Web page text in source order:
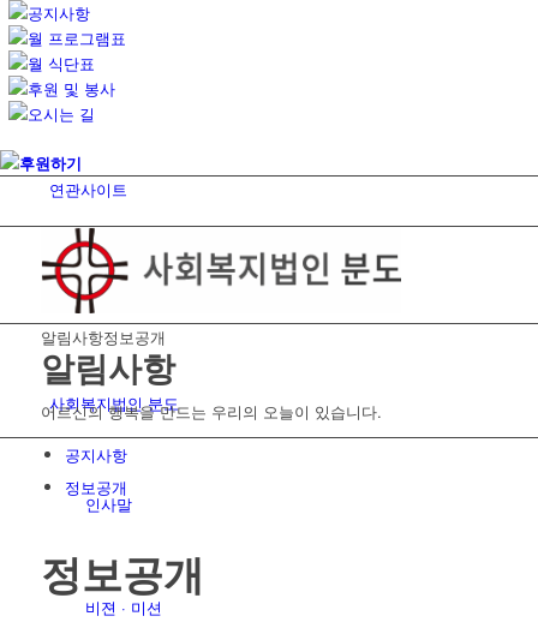
공지사항
월 프로그램표
월 식단표
후원 및 봉사
오시는 길
후원하기
연관사이트
사회복지법인 분도
인사말
비젼 · 미션
알림사항정보공개
알림사항
어르신의 행복을 만드는 우리의 오늘이 있습니다.
공지사항
정보공개
정보공개